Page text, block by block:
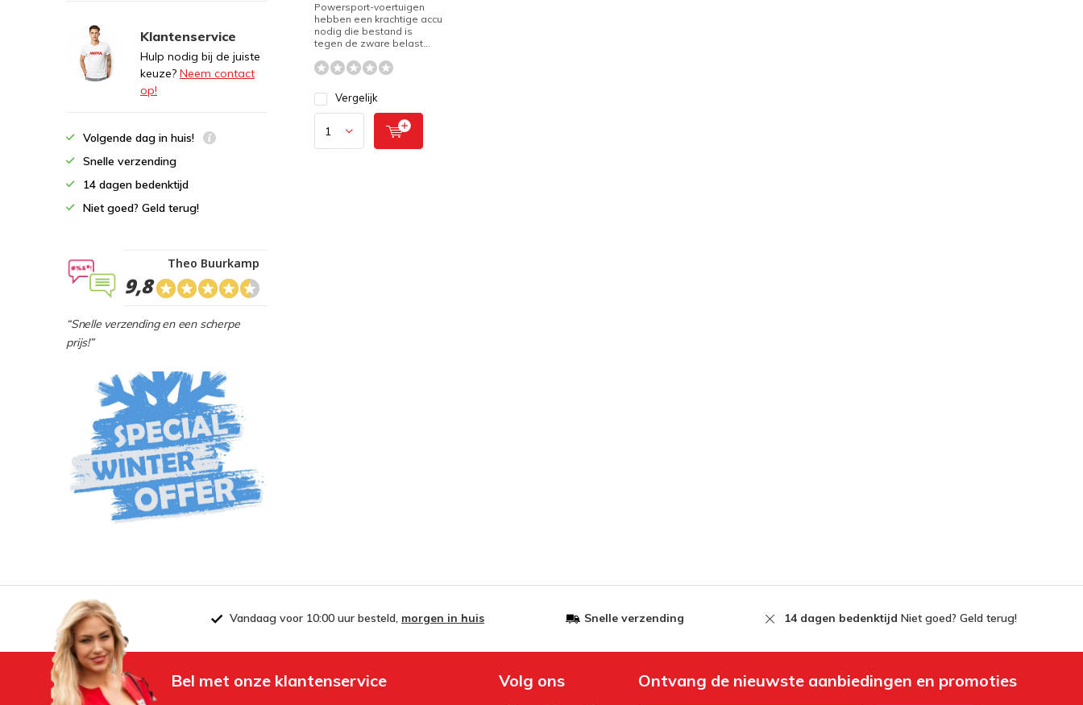
Powersport-voertuigen
hebben een krachtige accu
nodig die bestand is
tegen de zware belast...
Vergelijk
Klantenservice
Hulp nodig bij de juiste
keuze? Neem contact
op!
Volgende dag in huis!
Snelle verzending
14 dagen bedenktijd
Niet goed? Geld terug!
9,8
Theo Buurkamp
“Snelle verzending en een scherpe
prijs!”
Vandaag voor 10:00 uur besteld, morgen in huis Snelle verzending 14 dagen bedenktijd Niet goed? Geld terug!
Bel met onze klantenservice Volg ons Ontvang de nieuwste aanbiedingen en promoties